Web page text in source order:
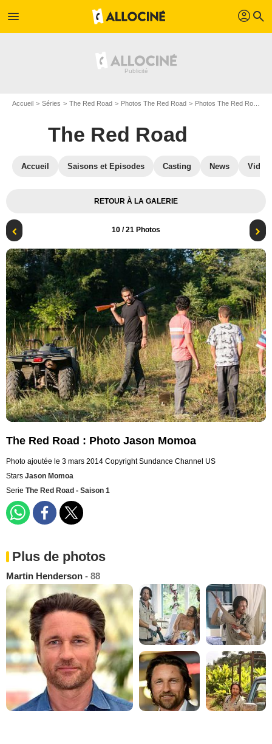
menu profil search
Accueil Séries The Red Road Photos The Red Road Photos The Red Road S01
The Red Road
Accueil Saisons et Episodes Casting News
RETOUR À LA GALERIE
10 / 21 Photos
The Red Road : Photo Jason Momoa
Photo ajoutée le 3 mars 2014 Copyright Sundance Channel US
Stars Jason Momoa
Serie The Red Road - Saison 1
Plus de photos
Martin Henderson - 88